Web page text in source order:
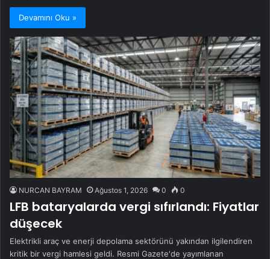
Devamını Oku »
NURCAN BAYRAM Ağustos 1, 2026 0 0
LFB bataryalarda vergi sıfırlandı: Fiyatlar
düşecek
Elektrikli araç ve enerji depolama sektörünü yakından ilgilendiren
kritik bir vergi hamlesi geldi. Resmi Gazete'de yayımlanan